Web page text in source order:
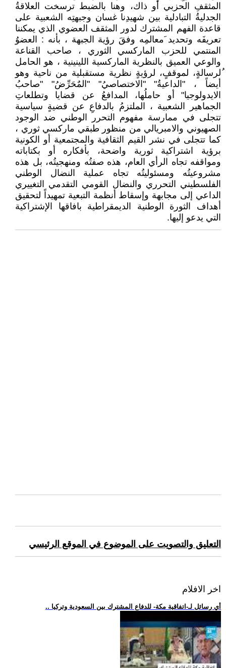
المثقفِ الحزبي أو ذاك، وهنا بالضبط ترسخت العلاقةُ
الجدليةُ التبادلية بين شهيدِنا غسان وجبهتِه الشعبية على
قاعدة الفهم المشترك لدور المثقف العضوي الذي يمكننا
تعريفَه وتحديد َمعالمِه وفقَ رؤية الجبهة ، بأنه : العضوُ
المنتمي للحزب الماركسي الثوري ، صاحب القناعة
والوعي العميق بالنظرية الماركسية اللينينية ، هو الحامل
ُلرسالةٍ، لموقفٍ، لرؤيةٍ نظرية مستقبلية من ناحية وهو
أيضاً ، "الداعيةُ" "الاختصاصيُ" "المٌحَرِّضُ" "صاحبُ
الايدولوجيا" أو حاملُها، المدافعُ عن قضايا وتطلعاتِ
الجماهير الشعبية ، الملتزمُ بالدفاعِ عن قضيةٍ سياسية
تتجلى في ممارسة مفهوم التحرر الوطني ضد الوجود
الصهيوني والامبريالي من منظور طبقي ماركسي ثوري ،
كما تتجلى في نشر القيم الثقافية والمجتمعية أو الكونية
برؤية اشتراكية ثورية واضحة، بأفكاره أو بكتاباته
ومواقفه تجاه الرأي العام، هذه صفتُه ومنهجيتُه، بل هذه
مشروعيتُه ومسئوليتُه تجاه عملية النضال الوطني
الفلسطيني التحرري والنضال القومي التقدمي التغييري
الداعي إلى مجابهة وإسقاط أنظمة التبعية تمهيداً لتحقيق
أهداف الثورة الوطنية الديمقراطية بافاقها الإشتراكية
التي يدعو إليها.
التعليق والتصويت على الموضوع في الموقع الرئيسي
اخر الافلام
.. أي رسائل لـ-اتفاقية مكة- للدفاع المشترك بين السعودية وتركيا